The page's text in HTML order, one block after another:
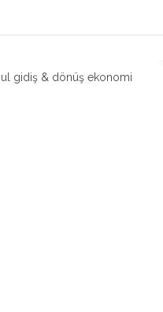
gidiş & dönüş ekonomi